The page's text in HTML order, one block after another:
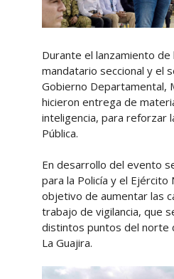
Durante el lanzamiento
mandatario seccional y el
Gobierno Departamental,
hicieron entrega de
inteligencia, para reforzar
Pública.
En desarrollo del evento
para la Policía y el Ejército
objetivo de aumentar las
trabajo de vigilancia, que
distintos puntos del norte
La Guajira.